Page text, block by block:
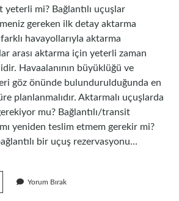
mi? Bağlantılı uçuşlar
gereken ilk detay aktarma
havayollarıyla aktarma
arası aktarma için yeterli zaman
Havaalanının büyüklüğü ve
göz önünde bulundurulduğunda en
planlanmalıdır. Aktarmalı uçuşlarda
mu? Bağlantılı/transit
yeniden teslim etmem gerekir mi?
bir uçuş rezervasyonu…
Yorum Bırak